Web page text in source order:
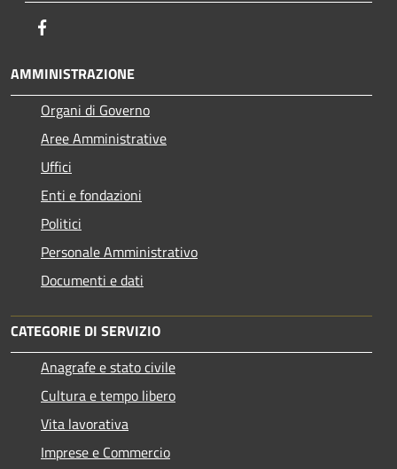
AMMINISTRAZIONE
Organi di Governo
Aree Amministrative
Uffici
Enti e fondazioni
Politici
Personale Amministrativo
Documenti e dati
CATEGORIE DI SERVIZIO
Anagrafe e stato civile
Cultura e tempo libero
Vita lavorativa
Imprese e Commercio